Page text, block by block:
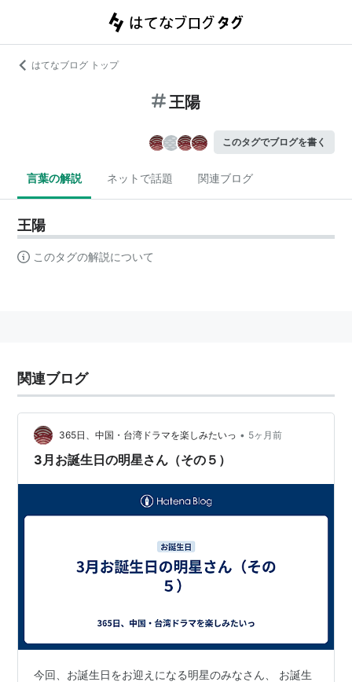
はてなブログ トップ
王陽
このタグでブログを書く
言葉の解説 ネットで話題 関連ブログ
王陽
このタグの解説について
関連ブログ
365日、中国・台湾ドラマを楽しみたいっ • 5ヶ月前
3月お誕生日の明星さん（その５）
今回、お誕生日をお迎えになる明星のみなさん、 お誕生